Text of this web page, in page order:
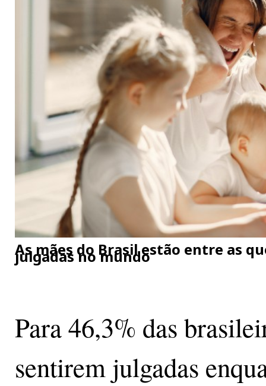
As mães do Brasil estão entre as
julgadas no mundo
Para 46,3% das
sentirem julgadas